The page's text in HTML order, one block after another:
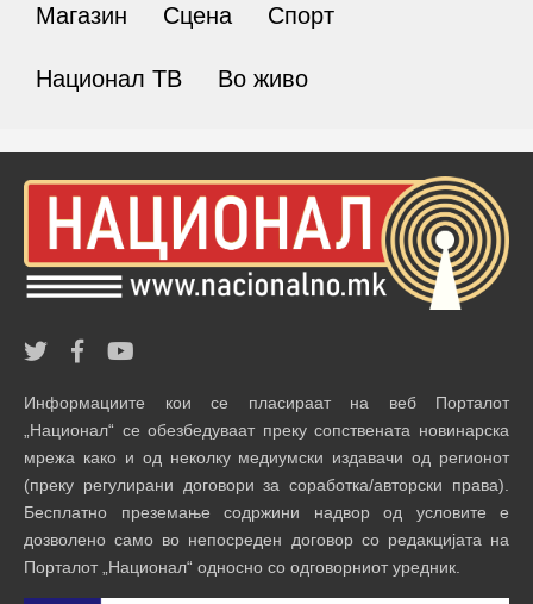
Магазин Сцена Спорт
Национал ТВ Во живо
Информациите кои се пласираат на веб Порталот
„Национал“ се обезбедуваат преку сопствената новинарска
мрежа како и од неколку медиумски издавачи од регионот
(преку регулирани договори за соработка/авторски права).
Бесплатно преземање содржини надвор од условите е
дозволено само во непосреден договор со редакцијата на
Порталот „Национал“ односно со одговорниот уредник.